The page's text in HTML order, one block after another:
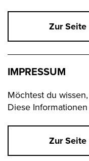
Zur Seite
IMPRESSUM
Möchtest du
Diese
Zur Seite